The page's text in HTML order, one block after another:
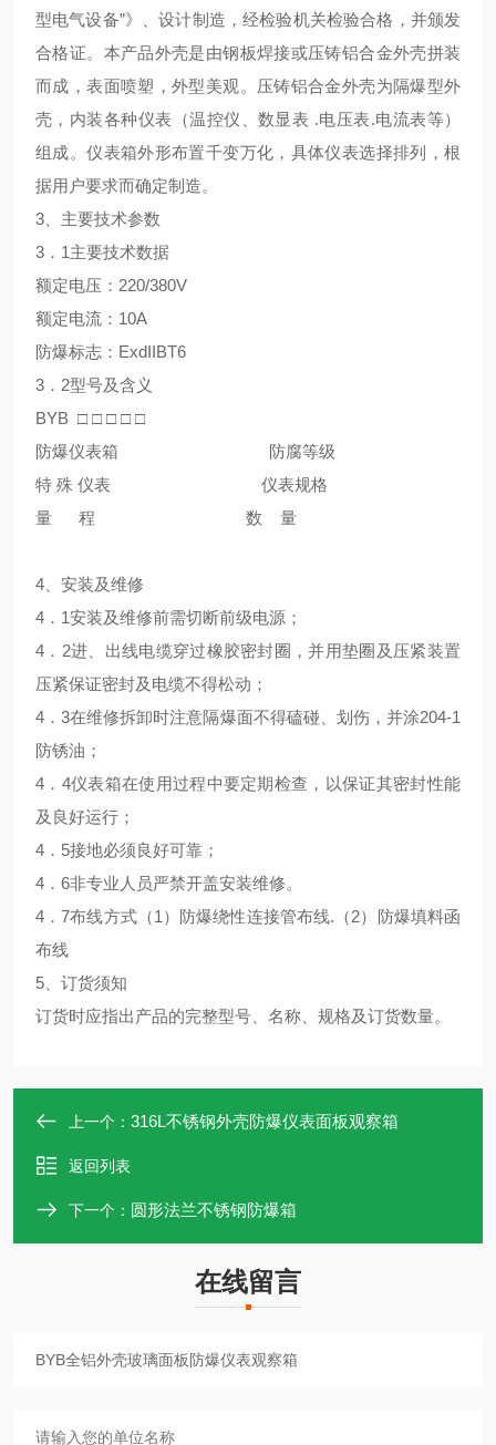
型电气设备”》、设计制造，经检验机关检验合格，并颁发
合格证。本产品外壳是由钢板焊接或压铸铝合金外壳拼装
而成，表面喷塑，外型美观。压铸铝合金外壳为隔爆型外
壳，内装各种仪表（温控仪、数显表 .电压表.电流表等）
组成。仪表箱外形布置千变万化，具体仪表选择排列，根
据用户要求而确定制造。
3、主要技术参数
3．1主要技术数据
额定电压：220/380V
额定电流：10A
防爆标志：ExdIIBT6
3．2型号及含义
BYB □ □ □ □ □
防爆仪表箱 防腐等级
特 殊 仪表 仪表规格
量 程 数 量
4、安装及维修
4．1安装及维修前需切断前级电源；
4．2进、出线电缆穿过橡胶密封圈，并用垫圈及压紧装置
压紧保证密封及电缆不得松动；
4．3在维修拆卸时注意隔爆面不得磕碰、划伤，并涂204-1
防锈油；
4．4仪表箱在使用过程中要定期检查，以保证其密封性能
及良好运行；
4．5接地必须良好可靠；
4．6非专业人员严禁开盖安装维修。
4．7布线方式（1）防爆绕性连接管布线.（2）防爆填料函
布线
5、订货须知
订货时应指出产品的完整型号、名称、规格及订货数量。
上一个： 316L不锈钢外壳防爆仪表面板观察箱
返回列表
下一个： 圆形法兰不锈钢防爆箱
在线留言